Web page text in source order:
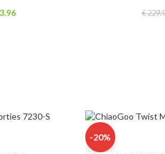
€
-20%